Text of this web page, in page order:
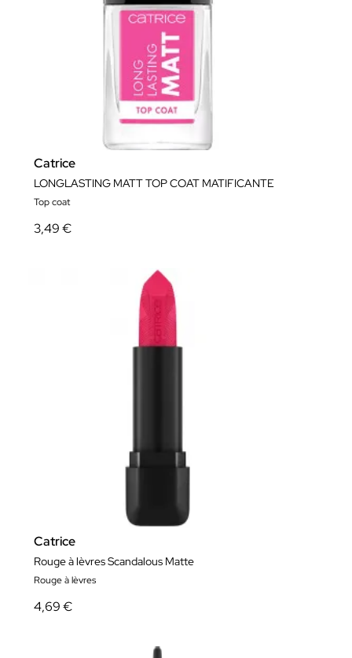
Catrice
LONGLASTING MATT TOP COAT MATIFICANTE
Top coat
3,49 €
Catrice
Rouge à lèvres Scandalous Matte
Rouge à lèvres
4,69 €